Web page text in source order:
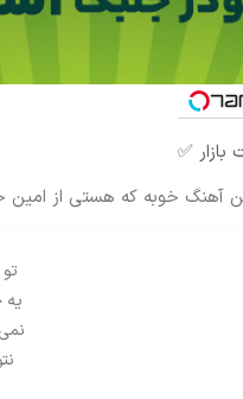
✅
آهنگ خوبه که هستی از امین
یه